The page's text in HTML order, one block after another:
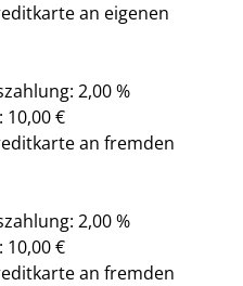
an eigenen
2,00 %
€
an fremden
2,00 %
€
an fremden